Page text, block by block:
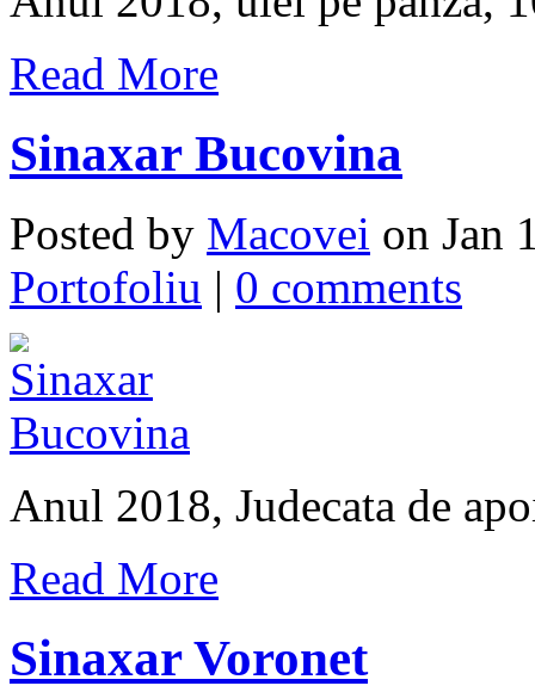
Read More
Sinaxar Bucovina
Posted by Macovei on Jan
Portofoliu | 0 comments
Anul 2018, Judecata de
Read More
Sinaxar Voronet